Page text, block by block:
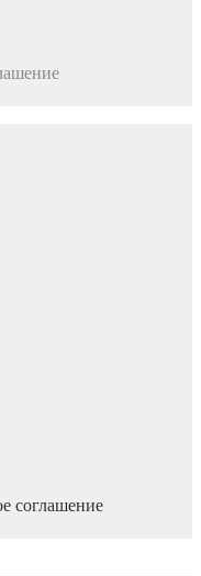
соглашение